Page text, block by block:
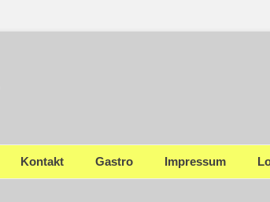
Kontakt Gastro Impressum